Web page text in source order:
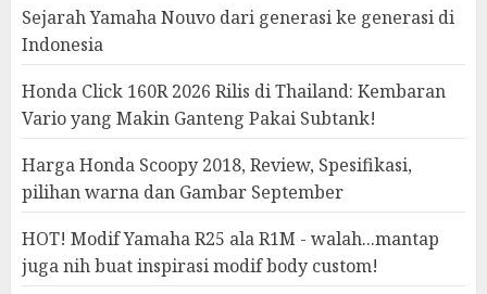
Sejarah Yamaha Nouvo dari generasi ke generasi di
Indonesia
Honda Click 160R 2026 Rilis di Thailand: Kembaran
Vario yang Makin Ganteng Pakai Subtank!
Harga Honda Scoopy 2018, Review, Spesifikasi,
pilihan warna dan Gambar September
HOT! Modif Yamaha R25 ala R1M - walah...mantap
juga nih buat inspirasi modif body custom!